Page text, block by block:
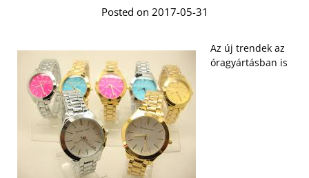
Posted on 2017-05-31
Az új trendek az
óragyártásban is